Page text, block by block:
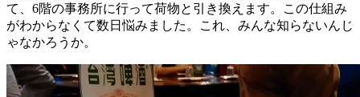
て、6階の事務所に行って荷物と引き換えます。この仕組み
がわからなくて数日悩みました。これ、みんな知らないんじ
ゃなかろうか。